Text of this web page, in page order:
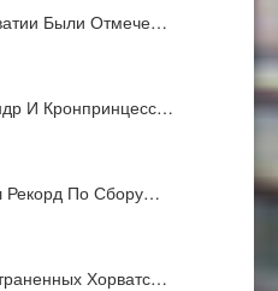
Были Отмече…
И Кронпринцесс…
Рекорд По Сбору…
Хорватс…